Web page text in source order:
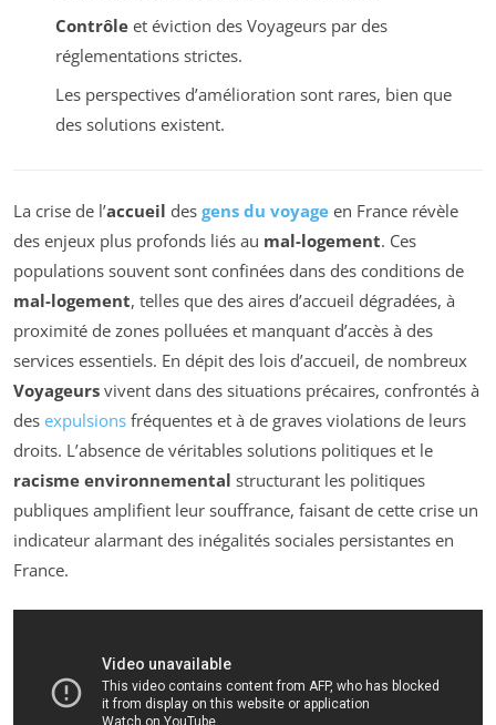
Contrôleet éviction des Voyageurs par des
réglementations strictes.
Les perspectives d’amélioration sont rares, bien que
des solutions existent.
La crise de l’accueil des gens du voyage en France révèle
des enjeux plus profonds liés au mal-logement. Ces
populations souvent sont confinées dans des conditions de
mal-logement, telles que des aires d’accueil dégradées, à
proximité de zones polluées et manquant d’accès à des
services essentiels. En dépit des lois d’accueil, de nombreux
Voyageurs vivent dans des situations précaires, confrontés à
des expulsions fréquentes et à de graves violations de leurs
droits. L’absence de véritables solutions politiques et le
racisme environnemental structurant les politiques
publiques amplifient leur souffrance, faisant de cette crise un
indicateur alarmant des inégalités sociales persistantes en
France.